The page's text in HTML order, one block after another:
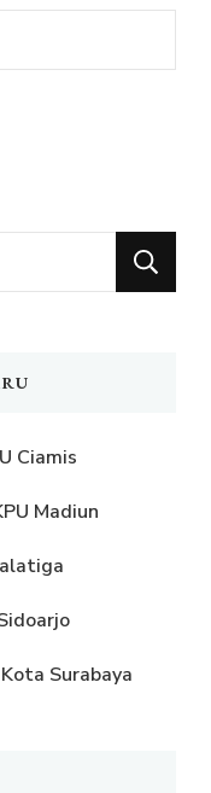
Ciamis
Madiun
Surabaya